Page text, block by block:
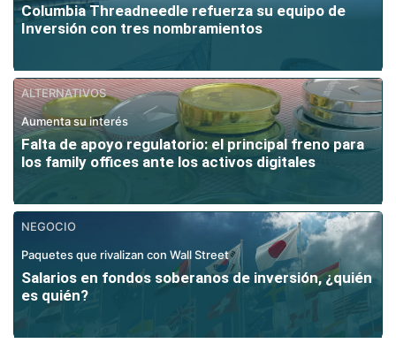
Columbia Threadneedle refuerza su equipo de
Inversión con tres nombramientos
ALTERNATIVOS
Aumenta su interés
Falta de apoyo regulatorio: el principal freno para
los family offices ante los activos digitales
NEGOCIO
Paquetes que rivalizan con Wall Street
Salarios en fondos soberanos de inversión, ¿quién
es quién?